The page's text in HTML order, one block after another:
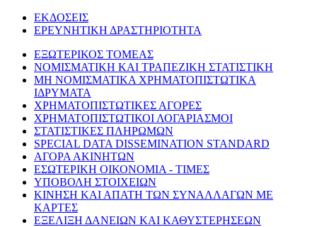
ΕΚΔΟΣΕΙΣ
ΕΡΕΥΝΗΤΙΚΗ ΔΡΑΣΤΗΡΙΟΤΗΤΑ
ΕΞΩΤΕΡΙΚΟΣ ΤΟΜΕΑΣ
ΝΟΜΙΣΜΑΤΙΚΗ ΚΑΙ ΤΡΑΠΕΖΙΚΗ ΣΤΑΤΙΣΤΙΚΗ
ΜΗ ΝΟΜΙΣΜΑΤΙΚΑ ΧΡΗΜΑΤΟΠΙΣΤΩΤΙΚΑ
ΙΔΡΥΜΑΤΑ
ΧΡΗΜΑΤΟΠΙΣΤΩΤΙΚΕΣ ΑΓΟΡΕΣ
ΧΡΗΜΑΤΟΠΙΣΤΩΤΙΚΟΙ ΛΟΓΑΡΙΑΣΜΟΙ
ΣΤΑΤΙΣΤΙΚΕΣ ΠΛΗΡΩΜΩΝ
SPECIAL DATA DISSEMINATION STANDARD
ΑΓΟΡΑ ΑΚΙΝΗΤΩΝ
ΕΣΩΤΕΡΙΚΗ ΟΙΚΟΝΟΜΙΑ - ΤΙΜΕΣ
ΥΠΟΒΟΛΗ ΣΤΟΙΧΕΙΩΝ
ΚΙΝΗΣΗ ΚΑΙ ΑΠΑΤΗ ΤΩΝ ΣΥΝΑΛΛΑΓΩΝ ΜΕ
ΚΑΡΤΕΣ
ΕΞΕΛΙΞΗ ΔΑΝΕΙΩΝ ΚΑΙ ΚΑΘΥΣΤΕΡΗΣΕΩΝ